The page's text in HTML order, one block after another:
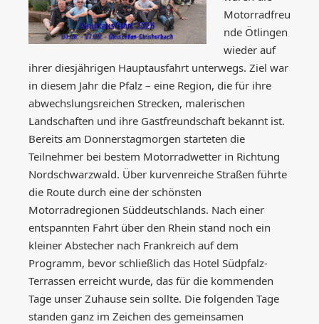
Motorradfreu
nde Ötlingen
wieder auf
ihrer diesjährigen Hauptausfahrt unterwegs. Ziel war
in diesem Jahr die Pfalz – eine Region, die für ihre
abwechslungsreichen Strecken, malerischen
Landschaften und ihre Gastfreundschaft bekannt ist.
Bereits am Donnerstagmorgen starteten die
Teilnehmer bei bestem Motorradwetter in Richtung
Nordschwarzwald. Über kurvenreiche Straßen führte
die Route durch eine der schönsten
Motorradregionen Süddeutschlands. Nach einer
entspannten Fahrt über den Rhein stand noch ein
kleiner Abstecher nach Frankreich auf dem
Programm, bevor schließlich das Hotel Südpfalz-
Terrassen erreicht wurde, das für die kommenden
Tage unser Zuhause sein sollte. Die folgenden Tage
standen ganz im Zeichen des gemeinsamen